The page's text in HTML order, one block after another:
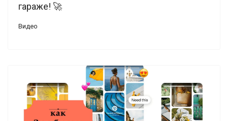
гараже! 🚀
Видео